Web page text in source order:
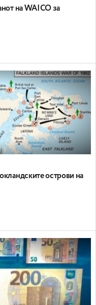
на WAICO за
острови на